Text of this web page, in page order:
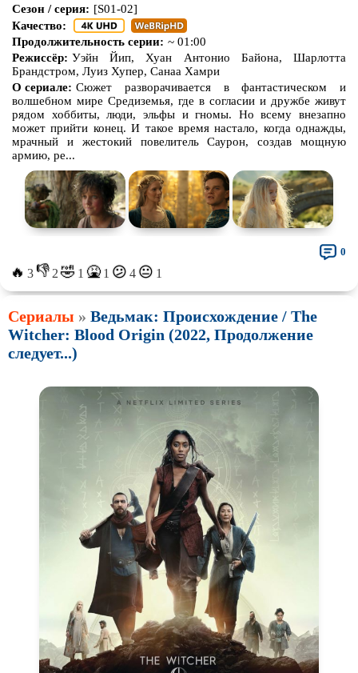
Сезон / серия: [S01-02]
Качество:
Продолжительность серии: ~ 01:00
Режиссёр: Уэйн Йип, Хуан Антонио Байона, Шарлотта
Брандстром, Луиз Хупер, Санаа Хамри
О сериале: Сюжет разворачивается в фантастическом и
волшебном мире Средиземья, где в согласии и дружбе живут
рядом хоббиты, люди, эльфы и гномы. Но всему внезапно
может прийти конец. И такое время настало, когда однажды,
мрачный и жестокий повелитель Саурон, создав мощную
армию, ре...
🔥 3👎 2 🤣 1 🤮 1 😕 4 😐 1
0
Сериалы » Ведьмак: Происхождение / The
Witcher: Blood Origin (2022, Продолжение
следует...)